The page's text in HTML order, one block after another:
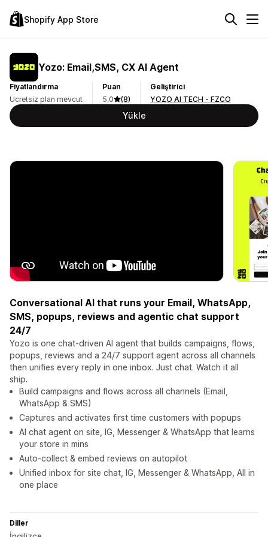
Shopify App Store
Yozo: Email,SMS, CX AI Agent
Fiyatlandırma
Ücretsiz plan mevcut
Puan
5,0
(8)
Geliştirici
YOZO AI TECH - FZCO
Yükle
Conversational AI that runs your Email, WhatsApp,
SMS, popups, reviews and agentic chat support
24/7
Yozo is one chat-driven AI agent that builds campaigns, flows,
popups, reviews and a 24/7 support agent across all channels
then unifies every reply in one inbox. Just chat. Watch it all
ship.
Build campaigns and flows across all channels (Email,
WhatsApp & SMS)
Captures and activates first time customers with popups
AI chat agent on site, IG, Messenger & WhatsApp that learns
your store in mins
Auto-collect & embed reviews on autopilot
Unified inbox for site chat, IG, Messenger & WhatsApp, All in
one place
Diller